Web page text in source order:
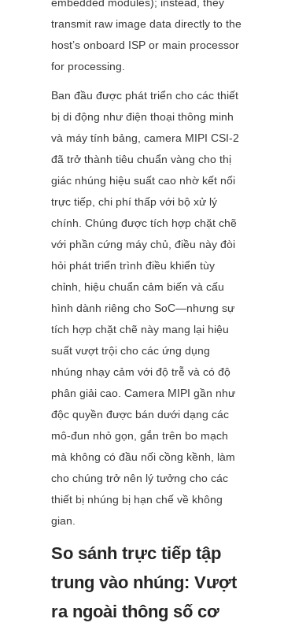
embedded modules); instead, they
transmit raw image data directly to the
host’s onboard ISP or main processor
for processing.
Ban đầu được phát triển cho các thiết
bị di động như điện thoại thông minh
và máy tính bảng, camera MIPI CSI-2
đã trở thành tiêu chuẩn vàng cho thị
giác nhúng hiệu suất cao nhờ kết nối
trực tiếp, chi phí thấp với bộ xử lý
chính. Chúng được tích hợp chặt chẽ
với phần cứng máy chủ, điều này đòi
hỏi phát triển trình điều khiển tùy
chỉnh, hiệu chuẩn cảm biến và cấu
hình dành riêng cho SoC—nhưng sự
tích hợp chặt chẽ này mang lại hiệu
suất vượt trội cho các ứng dụng
nhúng nhạy cảm với độ trễ và có độ
phân giải cao. Camera MIPI gần như
độc quyền được bán dưới dạng các
mô-đun nhỏ gọn, gắn trên bo mạch
mà không có đầu nối cồng kềnh, làm
cho chúng trở nên lý tưởng cho các
thiết bị nhúng bị hạn chế về không
gian.
So sánh trực tiếp tập
trung vào nhúng: Vượt
ra ngoài thông số cơ